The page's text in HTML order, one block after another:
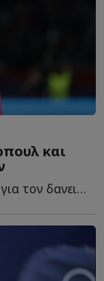
και
Οι δύο ομάδες έδωσαν τα χέρια για τον δανεισμό του Ρόναλντ Α...